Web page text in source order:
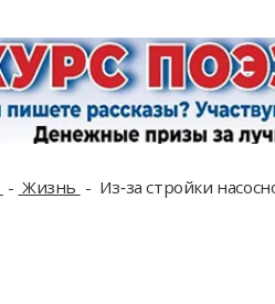
Жизнь Из‑за стройки